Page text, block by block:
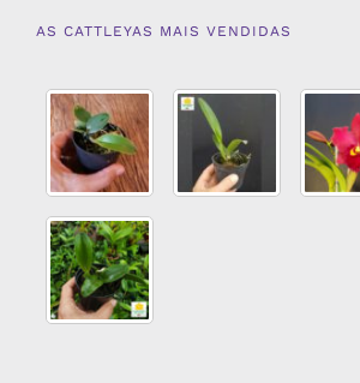
AS CATTLEYAS MAIS VENDIDAS